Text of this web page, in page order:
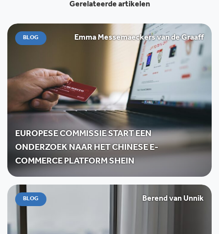
Gerelateerde artikelen
BLOG Emma Messemaeckers van de Graaff
EUROPESE COMMISSIE START EEN
ONDERZOEK NAAR HET CHINESE E-
COMMERCE PLATFORM SHEIN
BLOG Berend van Unnik